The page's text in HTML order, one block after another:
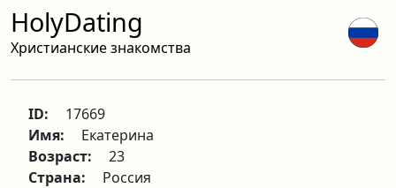
HolyDating
Христианские знакомства
ID:
17669
Имя:
Екатерина
Возраст:
23
Страна:
Россия